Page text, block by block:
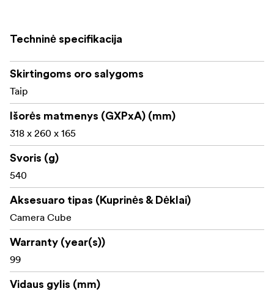
Techninė specifikacija
Skirtingoms oro salygoms
Taip
Išorės matmenys (GXPxA) (mm)
318 x 260 x 165
Svoris (g)
540
Aksesuaro tipas (Kuprinės & Dėklai)
Camera Cube
Warranty (year(s))
99
Vidaus gylis (mm)